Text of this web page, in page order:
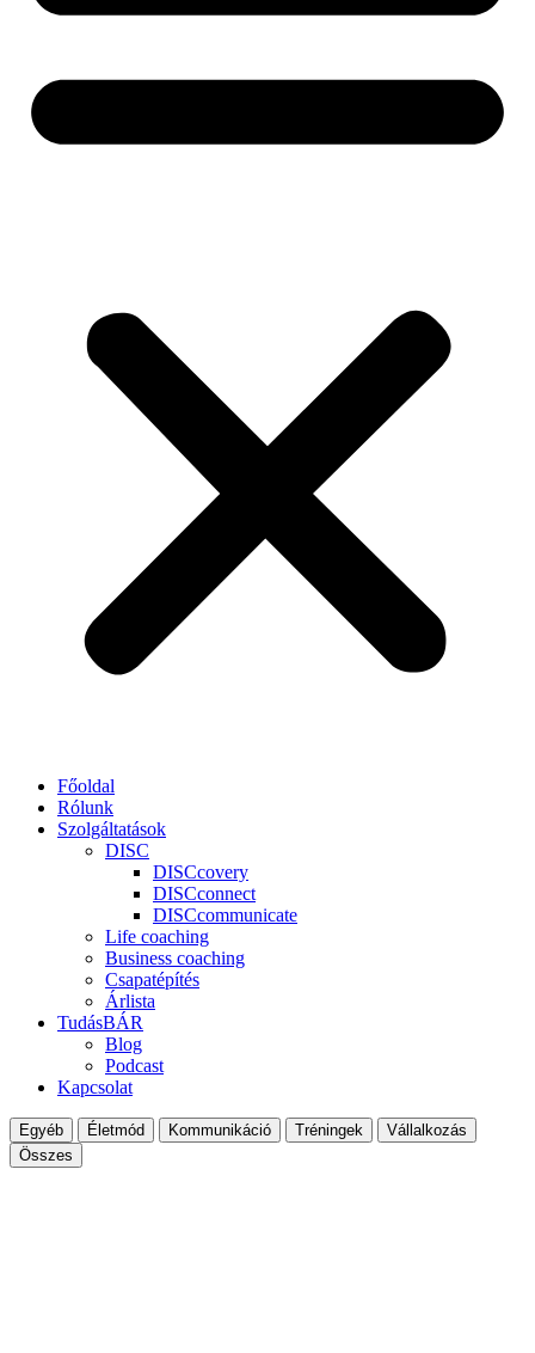
Főoldal
Rólunk
Szolgáltatások
DISC
DISCcovery
DISCconnect
DISCcommunicate
Life coaching
Business coaching
Csapatépítés
Árlista
TudásBÁR
Blog
Podcast
Kapcsolat
Egyéb Életmód Kommunikáció Tréningek
Vállalkozás
Összes